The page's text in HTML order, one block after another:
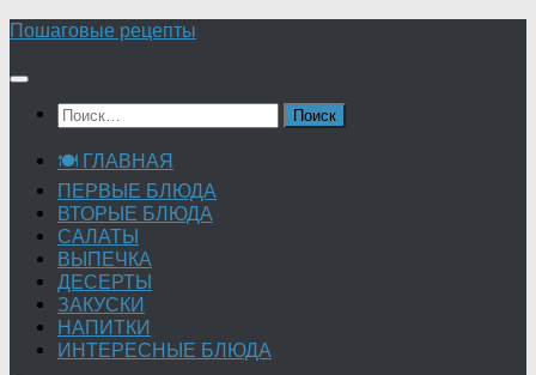
Перейти
содержимому
Пошаговые рецепты
Найти:
🍽 ГЛАВНАЯ
ПЕРВЫЕ БЛЮДА
ВТОРЫЕ БЛЮДА
САЛАТЫ
ВЫПЕЧКА
ДЕСЕРТЫ
ЗАКУСКИ
НАПИТКИ
ИНТЕРЕСНЫЕ БЛЮДА